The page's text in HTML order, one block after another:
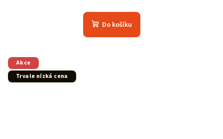
hodnocení
produktu
Do košíku
Akce
Trvale nízká cena